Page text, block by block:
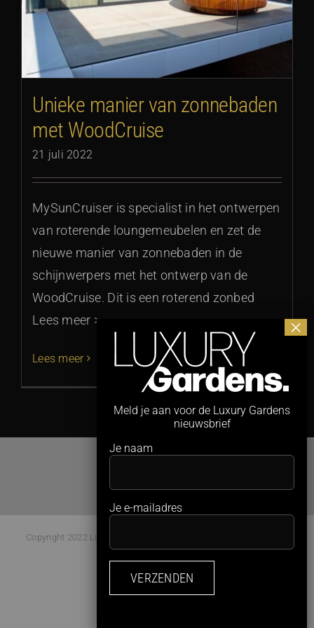
Unieke manier van zonnebaden
met WoodCruise
21 juli 2022
MySunCruiser is specialist in het ontwerpen
van roterende loungemeubelen en zet de
nieuwe manier van zonnebaden in de
schijnwerpers met het ontwerp van de
WoodCruise. Dit is een roterend zonbed
Lees meer >
Lees meer
Copyright 2022 Luxury Gardens Magazine | All Rights Reserved |
Webdesign:Studio Kaboem!
Facebook
Instagram
Meld je aan voor de Luxury Gardens
nieuwsbrief
Je naam
Je e-mailadres